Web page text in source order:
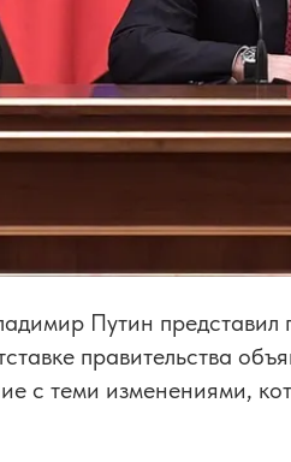
Путин представил
правительства
с теми изменениями,